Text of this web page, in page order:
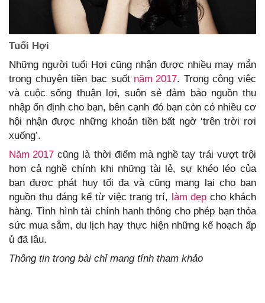
Tuổi Hợi
Những người tuổi Hợi cũng nhận được nhiều may mắn
trong chuyện tiền bạc suốt năm 2017. Trong công việc
và cuộc sống thuận lợi, suôn sẻ đảm bảo nguồn thu
nhập ổn định cho bạn, bên cạnh đó bạn còn có nhiều cơ
hội nhận được những khoản tiền bất ngờ ‘trên trời rơi
xuống’.
Năm 2017 cũng là thời điểm mà nghề tay trái vượt trội
hơn cả nghề chính khi những tài lẻ, sự khéo léo của
bạn được phát huy tối đa và cũng mang lại cho bạn
nguồn thu đáng kể từ việc trang trí, làm đẹp cho khách
hàng. Tình hình tài chính hanh thông cho phép bạn thỏa
sức mua sắm, du lịch hay thực hiện những kế hoạch ấp
ủ đã lâu.
Thông tin trong bài chỉ mang tính tham khảo